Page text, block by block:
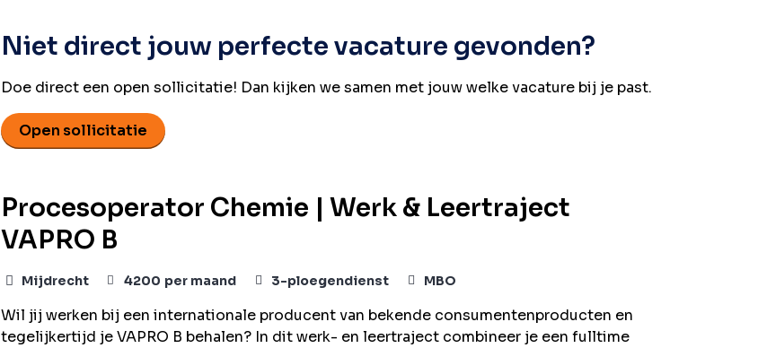
Niet direct jouw perfecte vacature gevonden?
Doe direct een open sollicitatie! Dan kijken we samen met jouw welke vacature bij je past.
Open sollicitatie
Procesoperator Chemie | Werk & Leertraject
VAPRO B
Mijdrecht 4200 per maand 3-ploegendienst MBO
Wil jij werken bij een internationale producent van bekende consumentenproducten en
tegelijkertijd je VAPRO B behalen? In dit werk- en leertraject combineer je een fulltime